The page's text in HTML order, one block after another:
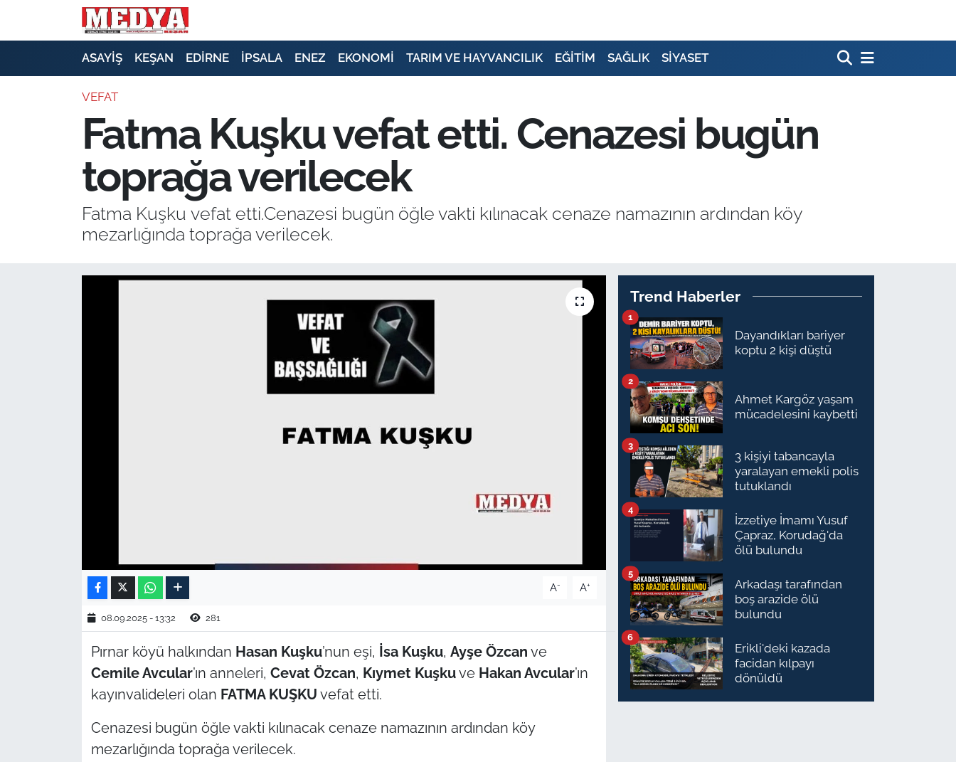
ASAYİŞ KEŞAN EDİRNE İPSALA ENEZ EKONOMİ TARIM VE HAYVANCILIK EĞİTİM SAĞLIK SİYASET
VEFAT
Fatma Kuşku vefat etti. Cenazesi bugün
toprağa verilecek
Fatma Kuşku vefat etti.Cenazesi bugün öğle vakti kılınacak cenaze namazının ardından köy
mezarlığında toprağa verilecek.
A- A+
08.09.2025 - 13:32 281
Pırnar köyü halkından Hasan Kuşku’nun eşi, İsa Kuşku, Ayşe Özcan ve
Cemile Avcular’ın anneleri, Cevat Özcan, Kıymet Kuşkuve Hakan Avcular’ın
kayınvalideleri olan FATMA KUŞKU vefat etti.
Cenazesi bugün öğle vakti kılınacak cenaze namazının ardından köy
mezarlığında toprağa verilecek.
Trend Haberler
Dayandıkları bariyer
koptu 2 kişi düştü
1
Ahmet Kargöz yaşam
mücadelesini kaybetti
2
3 kişiyi tabancayla
yaralayan emekli polis
tutuklandı
3
İzzetiye İmamı Yusuf
Çapraz, Korudağ'da
ölü bulundu
4
Arkadaşı tarafından
boş arazide ölü
bulundu
5
Erikli'deki kazada
facidan kılpayı
dönüldü
6
E-GAZETE
SİYASET
EKONOMİ
SAĞLIK
KIRKLARELİ
ÇANAKKALE
TÜRKİYE